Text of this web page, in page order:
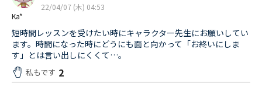
Ka*
22/04/07 (木) 04:53
短時間レッスンを受けたい時にキャラクター先生にお願いしてい
ます。時間になった時にどうにも面と向かって「お終いにしま
す」とは言い出しにくくて…。
私もです 2